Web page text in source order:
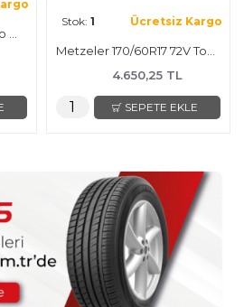
Stok: 1 Ücretsiz Kargo
4.650,25 TL
SEPETE EKLE